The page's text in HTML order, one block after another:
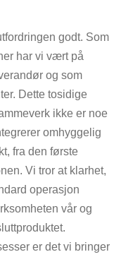
godt. Som
har vi vært på
og som
Dette tosidige
ikke er noe
omhyggelig
fra den første
Vi tror at klarhet,
operasjon
vår og
er det vi bringer